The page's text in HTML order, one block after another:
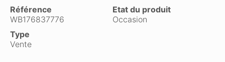
Référence
WB176837776
Etat du produit
Occasion
Type
Vente